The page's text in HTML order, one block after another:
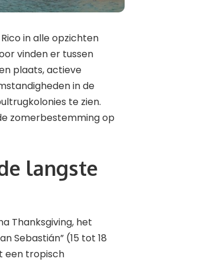
in alle opzichten
vinden er tussen
plaats, actieve
in de
te zien.
zomerbestemming op
langste
Thanksgiving, het
Sebastián” (15 tot 18
een tropisch